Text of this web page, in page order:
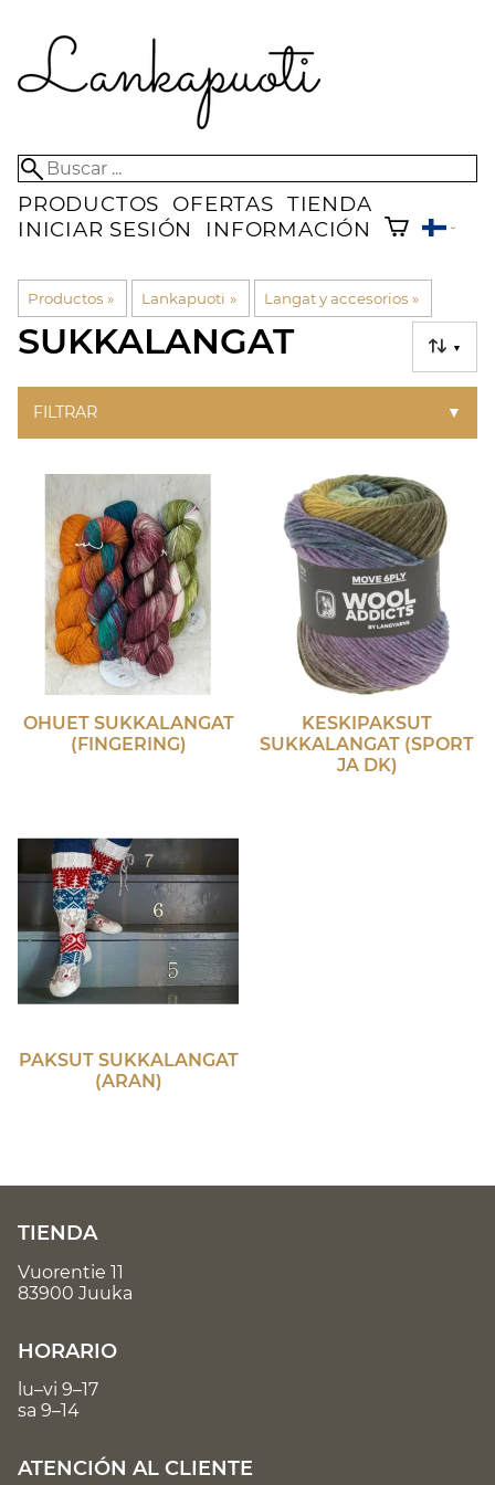
PRODUCTOS OFERTAS TIENDA
INICIAR SESIÓN
INFORMACIÓN
Productos ‪» Lankapuoti ‪» Langat y accesorios ‪»
▼
SUKKALANGAT
FILTRAR ▼
OHUET SUKKALANGAT
(FINGERING)
KESKIPAKSUT
SUKKALANGAT (SPORT
JA DK)
PAKSUT SUKKALANGAT
(ARAN)
TIENDA
Vuorentie 11
83900 Juuka
HORARIO
lu–vi 9–17
sa 9–14
ATENCIÓN AL CLIENTE